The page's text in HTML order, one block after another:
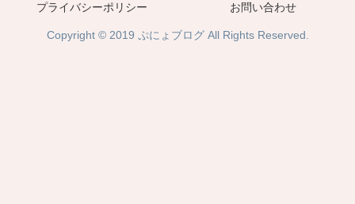
プライバシーポリシー お問い合わせ
Copyright © 2019 ぷにょブログ All Rights Reserved.